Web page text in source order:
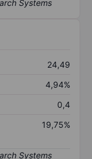
24,49
4,94%
0,4
19,75%